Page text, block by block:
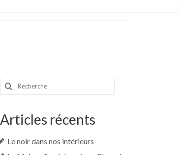
Rechercher
Articles récents
Le noir dans nos intérieurs